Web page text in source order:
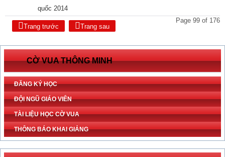
quốc 2014
Page 99 of 176
Trang trước
Trang sau
CỜ VUA THÔNG MINH
ĐĂNG KÝ HỌC
ĐỘI NGŨ GIÁO VIÊN
TÀI LIỆU HỌC CỜ VUA
THÔNG BÁO KHAI GIẢNG